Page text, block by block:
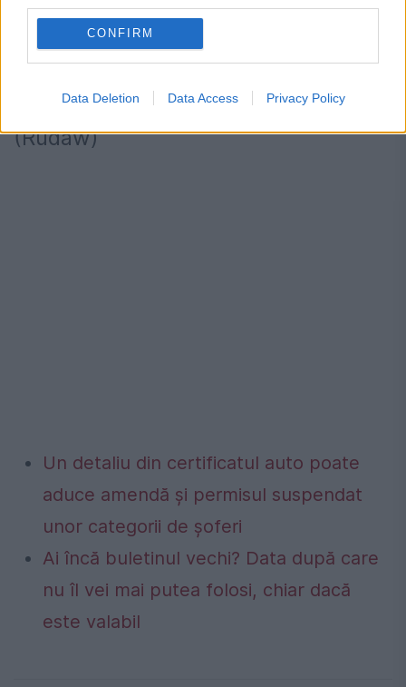
CONFIRM
Data Deletion Data Access Privacy Policy
mult decât dispuse să conlucreze
pentru a bloca proiectul de
independență a regiunii Kurdistan.
(Rudaw)
Un detaliu din certificatul auto poate
aduce amendă și permisul suspendat
unor categorii de șoferi
Ai încă buletinul vechi? Data după care
nu îl vei mai putea folosi, chiar dacă
este valabil